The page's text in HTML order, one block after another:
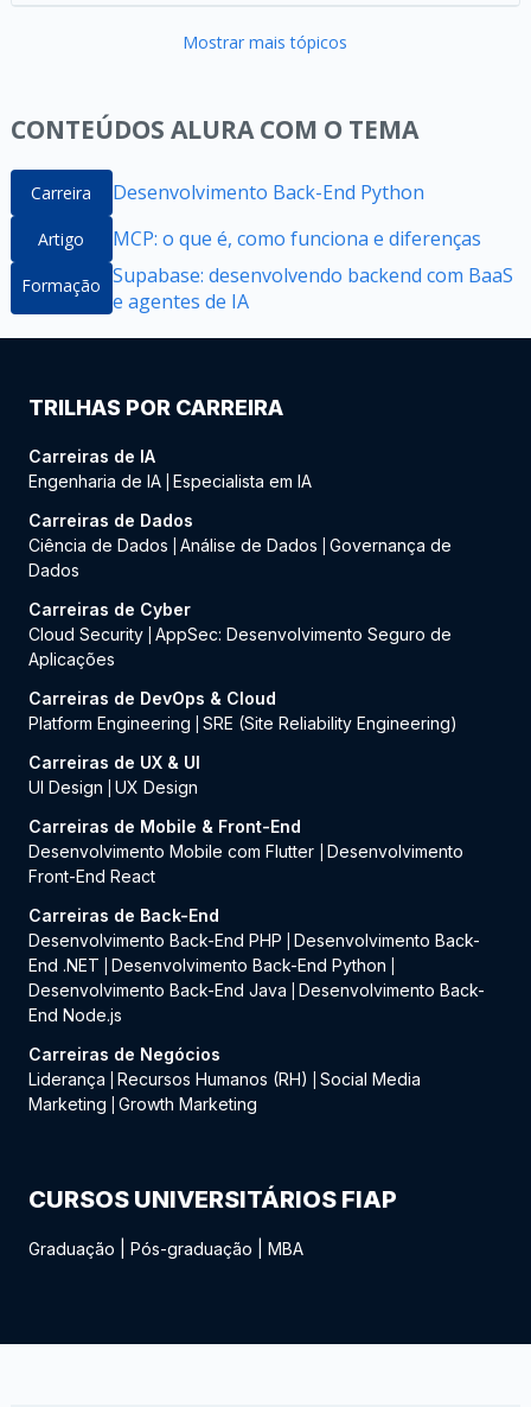
Mostrar mais tópicos
CONTEÚDOS ALURA COM O TEMA
Carreira Desenvolvimento Back-End Python
Artigo MCP: o que é, como funciona e diferenças
Formação Supabase: desenvolvendo backend com BaaS
e agentes de IA
TRILHAS POR CARREIRA
Carreiras de IA
Engenharia de IA Especialista em IA
Carreiras de Dados
Ciência de Dados
Análise de Dados
Governança de
Dados
Carreiras de Cyber
Cloud Security AppSec: Desenvolvimento Seguro de
Aplicações
Carreiras de DevOps & Cloud
Platform Engineering
SRE (Site Reliability Engineering)
Carreiras de UX & UI
UI Design
UX Design
Carreiras de Mobile & Front-End
Desenvolvimento Mobile com Flutter
Desenvolvimento
Front-End React
Carreiras de Back-End
Desenvolvimento Back-End PHP
Desenvolvimento Back-
End .NET
Desenvolvimento Back-End Python
Desenvolvimento Back-End Java
Desenvolvimento Back-
End Node.js
Carreiras de Negócios
Liderança
Recursos Humanos (RH)
Social Media
Marketing
Growth Marketing
CURSOS UNIVERSITÁRIOS FIAP
Graduação Pós-graduação MBA